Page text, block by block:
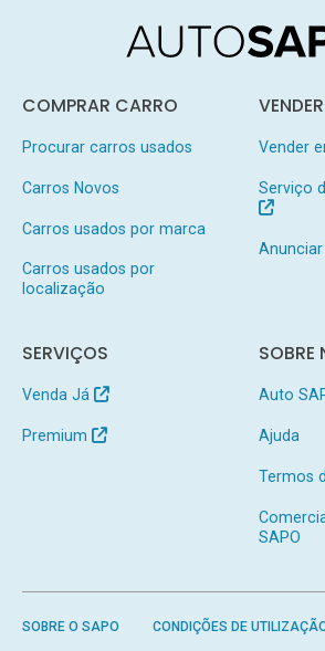
COMPRAR CARRO
Procurar carros usados
Carros Novos
Carros usados por marca
Carros usados por
localização
Vender
Serviço
Anunciar
SERVIÇOS
Venda Já
Premium
SOBRE
Auto
Ajuda
Termos
SAPO
SOBRE O SAPO CONDIÇÕES DE